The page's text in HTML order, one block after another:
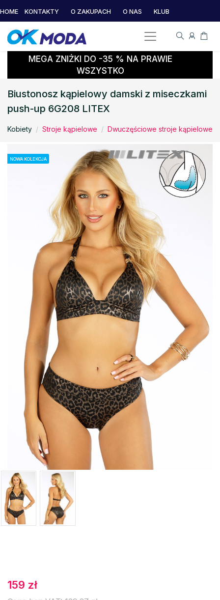
HOME KONTAKTY O ZAKUPACH O NAS KLUB
MEGA ZNIŻKI DO -35 % NA PRAWIE
WSZYSTKO
Biustonosz kąpielowy damski z miseczkami
push-up 6G208 LITEX
Kobiety Stroje kąpielowe Dwuczęściowe stroje kąpielowe
NOWA KOLEKCJA
159 zł